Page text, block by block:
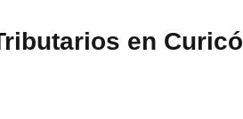
en Curicó